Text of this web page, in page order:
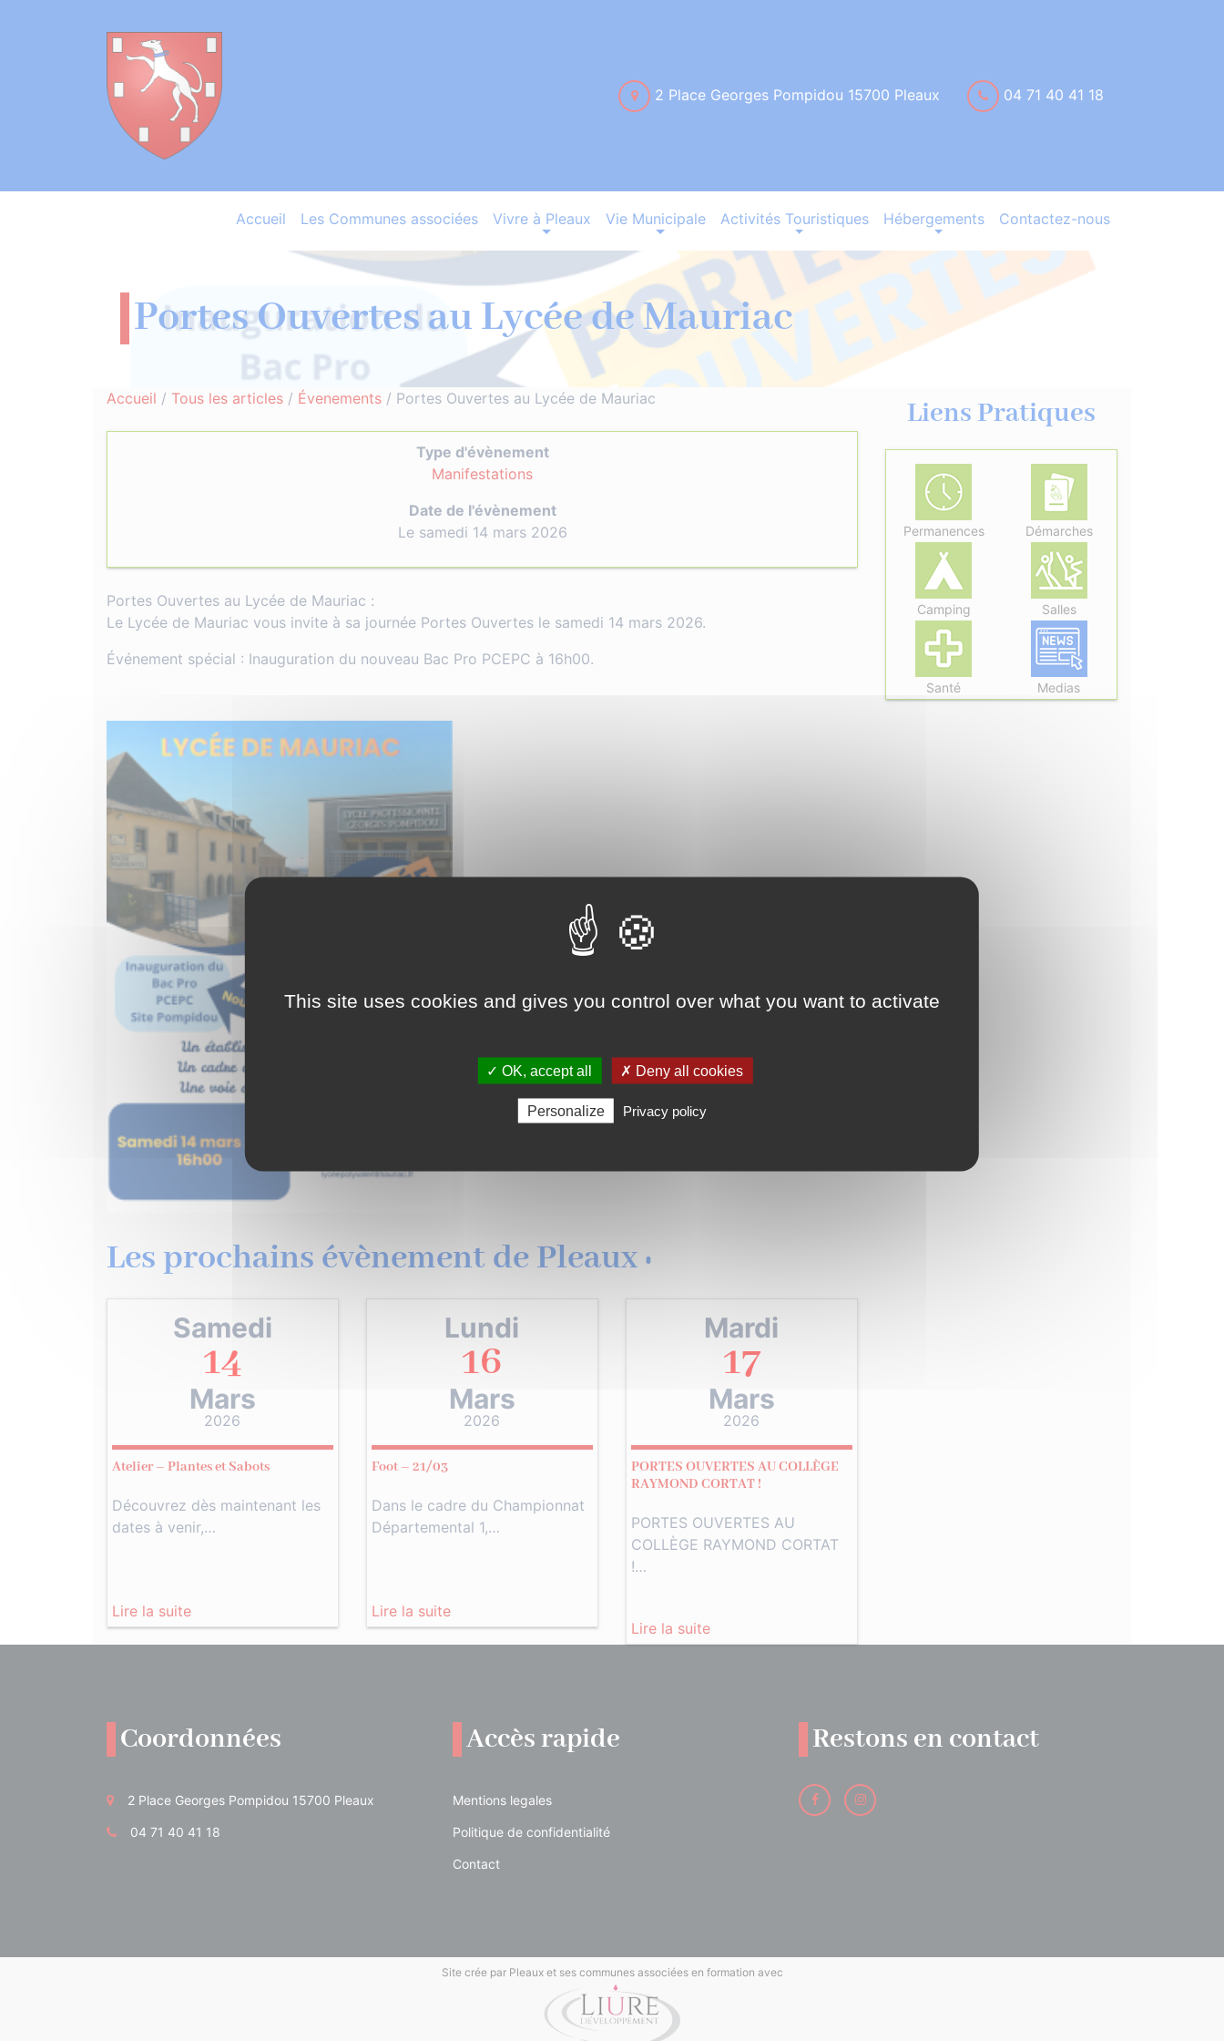
2 Place Georges Pompidou 15700 Pleaux 04 71 40 41 18
Accueil Les Communes associées Vivre à Pleaux Vie Municipale Activités Touristiques Hébergements Contactez-nous
Portes Ouvertes au Lycée de Mauriac
Accueil / Tous les articles / Évenements / Portes Ouvertes au Lycée de Mauriac
Type d'évènement
Manifestations
Date de l'évènement
Le samedi 14 mars 2026
Portes Ouvertes au Lycée de Mauriac :
Le Lycée de Mauriac vous invite à sa journée Portes Ouvertes le samedi 14 mars 2026.
Événement spécial : Inauguration du nouveau Bac Pro PCEPC à 16h00.
Les prochains évènement de Pleaux :
Samedi
14
Mars
2026
Atelier – Plantes et Sabots
Découvrez dès maintenant les
dates à venir,…
Lire la suite
Lundi
16
Mars
2026
Foot – 21/03
Dans le cadre du Championnat
Départemental 1,…
Lire la suite
Mardi
17
Mars
2026
PORTES OUVERTES AU COLLÈGE
RAYMOND CORTAT !
PORTES OUVERTES AU
COLLÈGE RAYMOND CORTAT
!…
Lire la suite
Liens Pratiques
Permanences Démarches
Camping Salles
Santé Medias
Coordonnées
2 Place Georges Pompidou 15700 Pleaux
04 71 40 41 18
Accès rapide
Mentions legales
Politique de confidentialité
Contact
Restons en contact
Site crée par Pleaux et ses communes associées en formation avec
This site uses cookies and gives you control over what you want to activate
✓ OK, accept all ✗ Deny all cookies
Personalize Privacy policy